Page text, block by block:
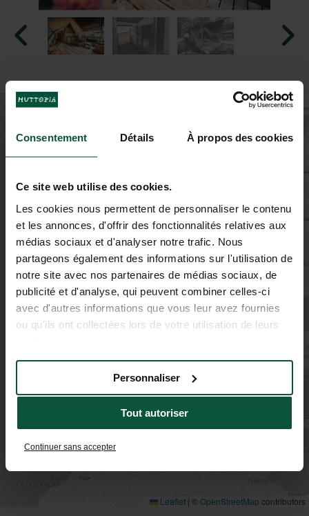
Consentement Détails À propos des cookies
Ce site web utilise des cookies.
Les cookies nous permettent de personnaliser le contenu
et les annonces, d'offrir des fonctionnalités relatives aux
médias sociaux et d'analyser notre trafic. Nous
partageons également des informations sur l'utilisation de
notre site avec nos partenaires de médias sociaux, de
publicité et d'analyse, qui peuvent combiner celles-ci
avec d'autres informations que vous leur avez fournies
ou qu'ils ont collectées lors de votre utilisation de leurs
Tout autoriser
Personnaliser
Continuer sans accepter
+
−
Leaflet | ©OpenStreetMap contributors